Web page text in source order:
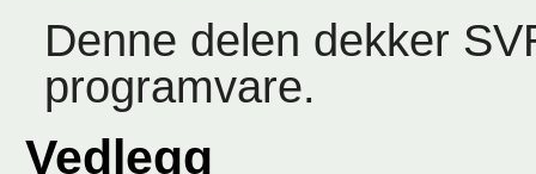
Denne delen dekker
programvare.
Vedlegg